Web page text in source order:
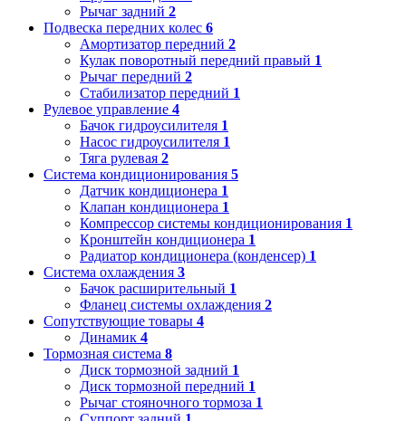
Рычаг задний 2
Подвеска передних колес 6
Амортизатор передний 2
Кулак поворотный передний правый 1
Рычаг передний 2
Стабилизатор передний 1
Рулевое управление 4
Бачок гидроусилителя 1
Насос гидроусилителя 1
Тяга рулевая 2
Система кондиционирования 5
Датчик кондиционера 1
Клапан кондиционера 1
Компрессор системы кондиционирования 1
Кронштейн кондиционера 1
Радиатор кондиционера (конденсер) 1
Система охлаждения 3
Бачок расширительный 1
Фланец системы охлаждения 2
Сопутствующие товары 4
Динамик 4
Тормозная система 8
Диск тормозной задний 1
Диск тормозной передний 1
Рычаг стояночного тормоза 1